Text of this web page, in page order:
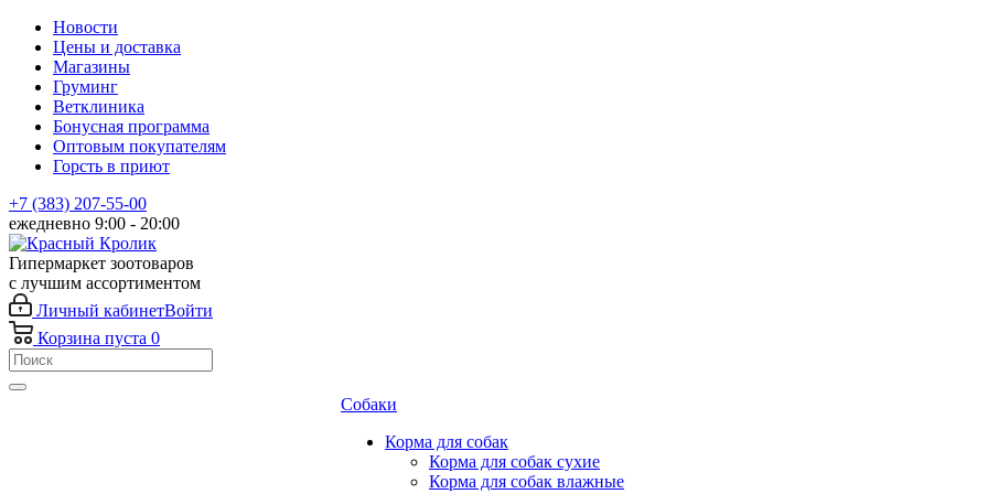
Новости
Цены и доставка
Магазины
Груминг
Ветклиника
Бонусная программа
Оптовым покупателям
Горсть в приют
+7 (383) 207-55-00
ежедневно 9:00 - 20:00
Гипермаркет зоотоваров
с лучшим ассортиментом
Личный кабинетВойти
Корзина пуста 0
Собаки
Корма для собак
Корма для собак сухие
Корма для собак влажные